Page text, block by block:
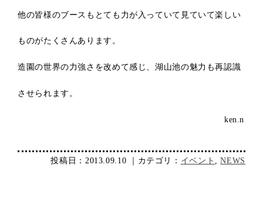
他の皆様のブースもとても力が入っていて見ていて楽しい
ものがたくさんあります。
造園の世界の力強さを改めて感じ、湖山池の魅力も再認識
させられます。
ken.n
投稿日：2013.09.10 ｜カテゴリ： イベント ,NEWS